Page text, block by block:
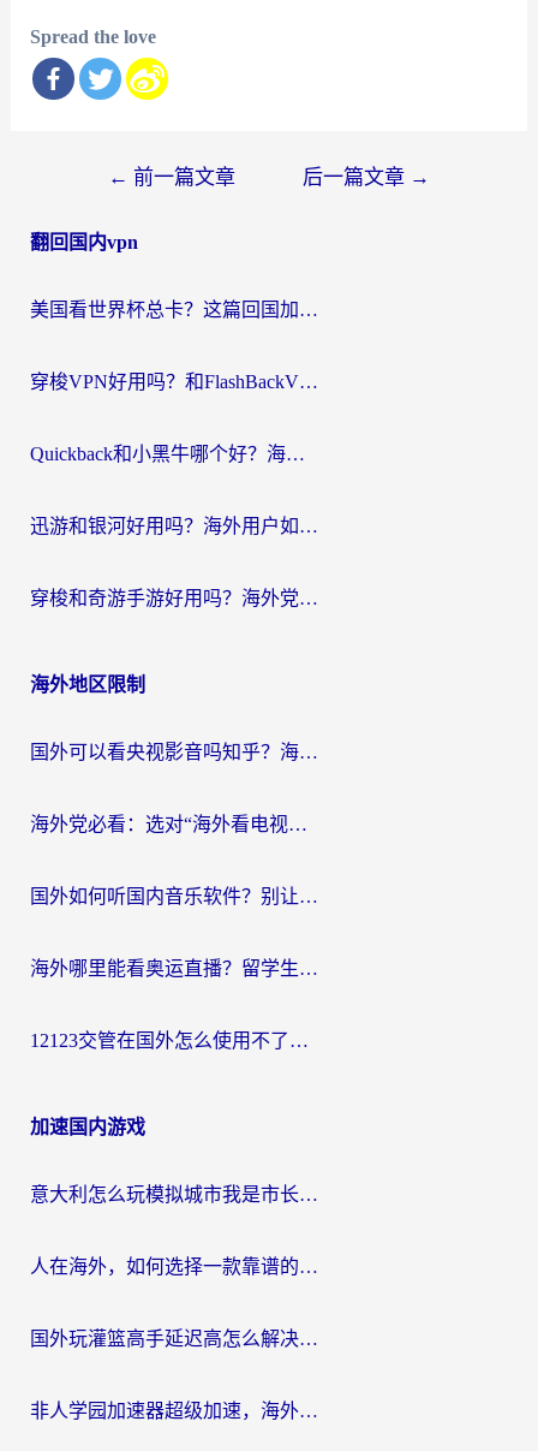
Spread the love
导
← 前一篇文章 后一篇文章 →
翻回国内vpn
美国看世界杯总卡？这篇回国加速器指南帮你无缝刷国内资源（附苹果手机VPN设置步骤）
穿梭VPN好用吗？和FlashBackVPN对比哪个回国效果更好？
Quickback和小黑牛哪个好？海外党亲测指南，选对回国加速器秒回国内
迅游和银河好用吗？海外用户如何选择回国加速器实现无缝访问国内资源
穿梭和奇游手游好用吗？海外党亲测3款回国加速器，附蜜蜂加速器七天试用攻略
海外地区限制
国外可以看央视影音吗知乎？海外党亲测有效的回国加速方案
海外党必看：选对“海外看电视剧软件”，再也不用愁国内剧刷不了
国外如何听国内音乐软件？别让地域限制，断了你的中文歌单
海外哪里能看奥运直播？留学生&海外华人必看的体育赛事观赛终极指南
12123交管在国外怎么使用不了？海外华人必看的无缝访问国内资源指南
加速国内游戏
意大利怎么玩模拟城市我是市长？海外党国服游戏加速终极攻略（附三国3量子特攻解决办法）
人在海外，如何选择一款靠谱的玩剑灵2加速器？
国外玩灌篮高手延迟高怎么解决？海外玩家国服游戏加速终极指南
非人学园加速器超级加速，海外玩家重返国服的通行证